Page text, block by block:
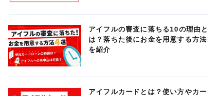
アイフルの審査に落ちる10の理由と
は？落ちた後にお金を用意する方法
を紹介
アイフルカードとは？使い方やカー